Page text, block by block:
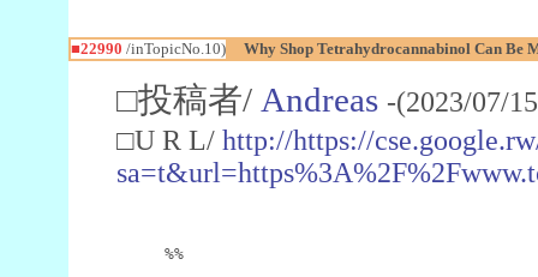
■22990 /inTopicNo.10) Why Shop Tetrahydrocannabinol Can Be
□投稿者/ Andreas -(2023/07/
□U R L/ http://https://
%%